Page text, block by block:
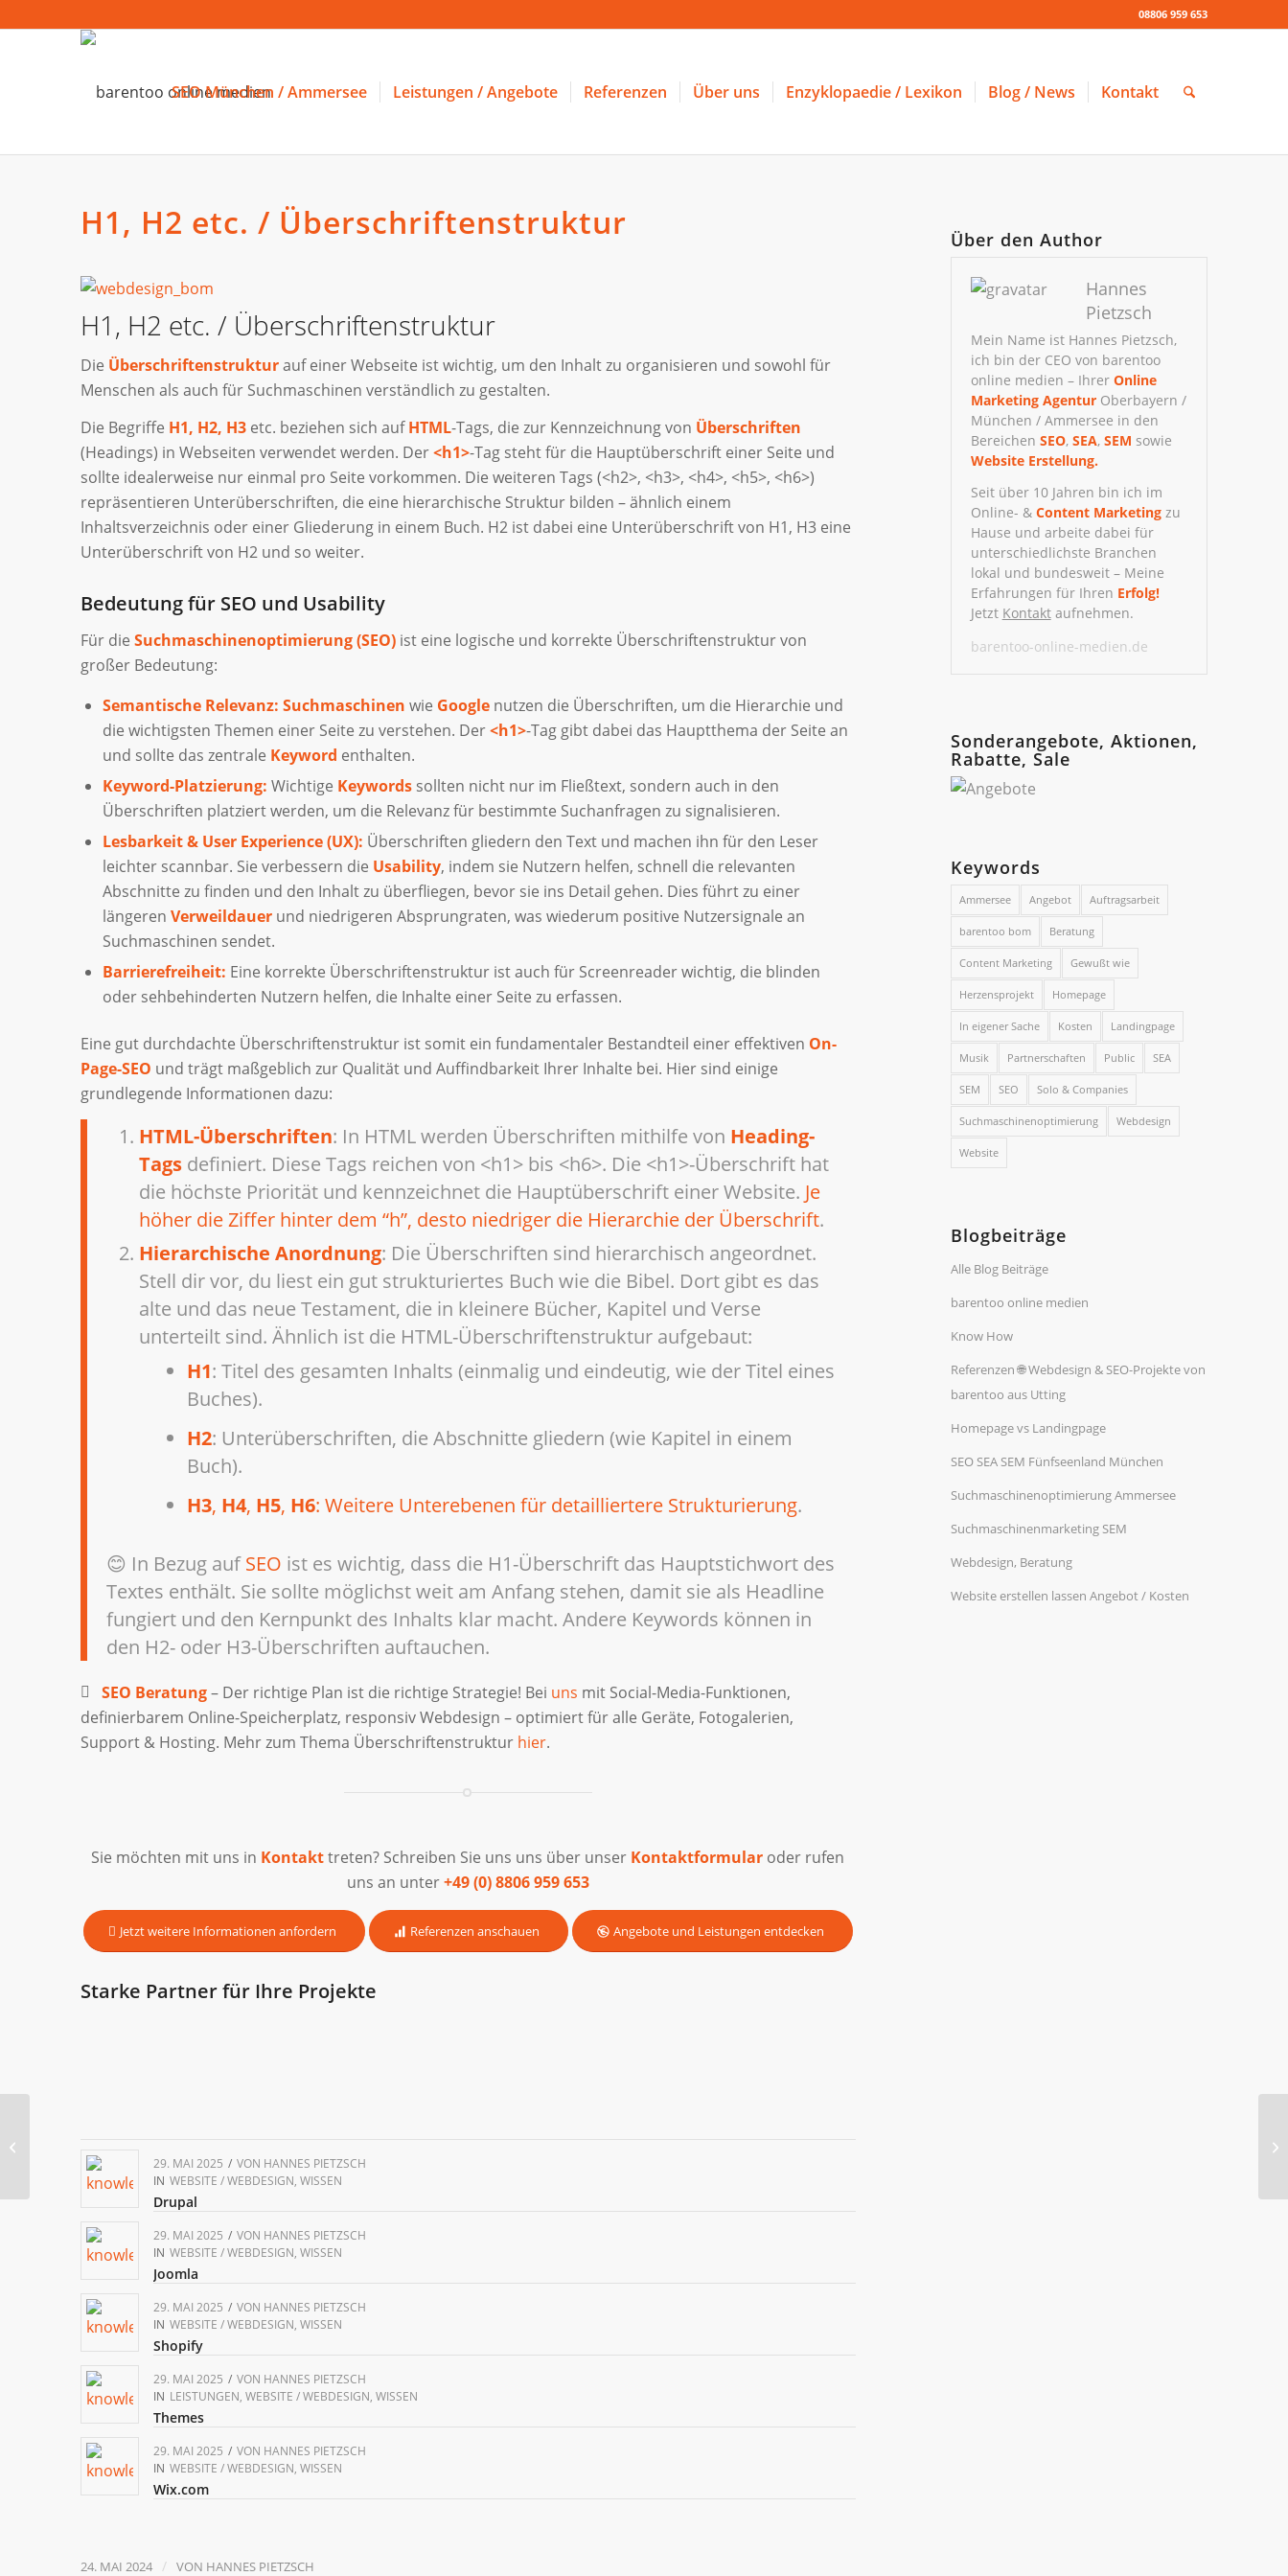
08806 959 653
SEO München / Ammersee Leistungen / Angebote Referenzen Über uns Enzyklopaedie / Lexikon Blog / News Kontakt
H1, H2 etc. / Überschriftenstruktur
H1, H2 etc. / Überschriftenstruktur
Die Überschriftenstrukturauf einer Webseite ist wichtig, um den Inhalt zu organisieren und sowohl für
Menschen als auch für Suchmaschinen verständlich zu gestalten.
Die Begriffe H1, H2, H3etc. beziehen sich aufHTML-Tags, die zur Kennzeichnung von Überschriften
(Headings) in Webseiten verwendet werden. Der<h1>-Tag steht für die Hauptüberschrift einer Seite und
sollte idealerweise nur einmal pro Seite vorkommen. Die weiteren Tags (<h2>, <h3>, <h4>, <h5>, <h6>)
repräsentieren Unterüberschriften, die eine hierarchische Struktur bilden – ähnlich einem
Inhaltsverzeichnis oder einer Gliederung in einem Buch. H2ist dabei eine Unterüberschrift von H1, H3eine
Unterüberschrift von H2und so weiter.
Bedeutung für SEO und Usability
Für die Suchmaschinenoptimierung (SEO)ist eine logische und korrekte Überschriftenstruktur von
großer Bedeutung:
Semantische Relevanz: Suchmaschinen wie Googlenutzen die Überschriften, um die Hierarchie und
die wichtigsten Themen einer Seite zu verstehen. Der<h1>-Tag gibt dabei das Hauptthema der Seite an
und sollte das zentrale Keyword enthalten.
Keyword-Platzierung: Wichtige Keywordssollten nicht nur im Fließtext, sondern auch in den
Überschriften platziert werden, um die Relevanz für bestimmte Suchanfragen zu signalisieren.
Lesbarkeit & User Experience (UX): Überschriften gliedern den Text und machen ihn für den Leser
leichter scannbar. Sie verbessern die Usability, indem sie Nutzern helfen, schnell die relevanten
Abschnitte zu finden und den Inhalt zu überfliegen, bevor sie ins Detail gehen. Dies führt zu einer
längeren Verweildauerund niedrigeren Absprungraten, was wiederum positive Nutzersignale an
Suchmaschinen sendet.
Barrierefreiheit: Eine korrekte Überschriftenstruktur ist auch für Screenreader wichtig, die blinden
oder sehbehinderten Nutzern helfen, die Inhalte einer Seite zu erfassen.
Eine gut durchdachte Überschriftenstruktur ist somit ein fundamentaler Bestandteil einer effektiven On-
Page-SEO und trägt maßgeblich zur Qualität und Auffindbarkeit Ihrer Inhalte bei. Hier sind einige
grundlegende Informationen dazu:
HTML-Überschriften: In HTML werden Überschriften mithilfe von Heading-
Tags definiert. Diese Tags reichen von <h1> bis <h6>. Die <h1>-Überschrift hat
die höchste Priorität und kennzeichnet die Hauptüberschrift einer Website. Je
höher die Ziffer hinter dem “h”, desto niedriger die Hierarchie der Überschrift.
Hierarchische Anordnung: Die Überschriften sind hierarchisch angeordnet.
Stell dir vor, du liest ein gut strukturiertes Buch wie die Bibel. Dort gibt es das
alte und das neue Testament, die in kleinere Bücher, Kapitel und Verse
unterteilt sind. Ähnlich ist die HTML-Überschriftenstruktur aufgebaut:
H1: Titel des gesamten Inhalts (einmalig und eindeutig, wie der Titel eines
Buches).
H2: Unterüberschriften, die Abschnitte gliedern (wie Kapitel in einem
Buch).
H3, H4, H5, H6: Weitere Unterebenen für detailliertere Strukturierung.
😊 In Bezug aufSEO ist es wichtig, dass die H1-Überschrift das Hauptstichwort des
Textes enthält. Sie sollte möglichst weit am Anfang stehen, damit sie als Headline
fungiert und den Kernpunkt des Inhalts klar macht. Andere Keywords können in
den H2- oder H3-Überschriften auftauchen.
SEO Beratung– Der richtige Plan ist die richtige Strategie! Bei uns mit Social-Media-Funktionen,
definierbarem Online-Speicherplatz, responsiv Webdesign – optimiert für alle Geräte, Fotogalerien,
Support & Hosting. Mehr zum Thema Überschriftenstruktur hier.
Sie möchten mit uns in Kontakttreten? Schreiben Sie uns uns über unser Kontaktformular oder rufen
uns an unter+49 (0) 8806 959 653
Jetzt weitere Informationen anfordern Referenzen anschauen Angebote und Leistungen entdecken
Starke Partner für Ihre Projekte
29. MAI 2025 / VON HANNES PIETZSCH
IN WEBSITE / WEBDESIGN, WISSEN
Drupal
29. MAI 2025 / VON HANNES PIETZSCH
IN WEBSITE / WEBDESIGN, WISSEN
Joomla
29. MAI 2025 / VON HANNES PIETZSCH
IN WEBSITE / WEBDESIGN, WISSEN
Shopify
29. MAI 2025 / VON HANNES PIETZSCH
IN LEISTUNGEN, WEBSITE / WEBDESIGN, WISSEN
Themes
29. MAI 2025 / VON HANNES PIETZSCH
IN WEBSITE / WEBDESIGN, WISSEN
Wix.com
24. MAI 2024 / VON HANNES PIETZSCH
Über den Author
Hannes
Pietzsch
Mein Name ist Hannes Pietzsch,
ich bin der CEO von barentoo
online medien – Ihrer Online
Marketing AgenturOberbayern /
München / Ammersee in den
Bereichen SEO, SEA, SEM sowie
Website Erstellung.
Seit über 10 Jahren bin ich im
Online- & Content Marketingzu
Hause und arbeite dabei für
unterschiedlichste Branchen
lokal und bundesweit – Meine
Erfahrungen für Ihren Erfolg!
Jetzt Kontaktaufnehmen.
barentoo-online-medien.de
Sonderangebote, Aktionen,
Rabatte, Sale
Keywords
Ammersee Angebot Auftragsarbeit
barentoo bom Beratung
Content Marketing Gewußt wie
Herzensprojekt Homepage
In eigener Sache Kosten Landingpage
Musik Partnerschaften Public SEA
SEM SEO Solo & Companies
Suchmaschinenoptimierung Webdesign
Website
Blogbeiträge
Alle Blog Beiträge
barentoo online medien
Know How
Referenzen 🌐 Webdesign & SEO-Projekte von
barentoo aus Utting
Homepage vs Landingpage
SEO SEA SEM Fünfseenland München
Suchmaschinenoptimierung Ammersee
Suchmaschinenmarketing SEM
Webdesign, Beratung
Website erstellen lassen Angebot / Kosten